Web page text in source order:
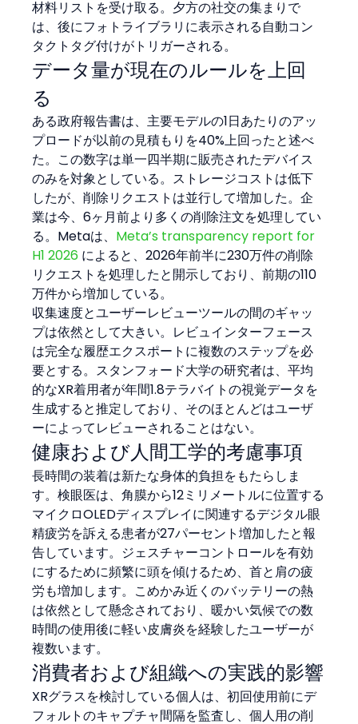
材料リストを受け取る。夕方の社交の集まりで
は、後にフォトライブラリに表示される自動コン
タクトタグ付けがトリガーされる。
データ量が現在のルールを上回
る
ある政府報告書は、主要モデルの1日あたりのアッ
プロードが以前の見積もりを40%上回ったと述べ
た。この数字は単一四半期に販売されたデバイス
のみを対象としている。ストレージコストは低下
したが、削除リクエストは並行して増加した。企
業は今、6ヶ月前より多くの削除注文を処理してい
る。Metaは、 Meta’s transparency report for
H1 2026 によると、2026年前半に230万件の削除
リクエストを処理したと開示しており、前期の110
万件から増加している。
収集速度とユーザーレビューツールの間のギャッ
プは依然として大きい。レビュインターフェース
は完全な履歴エクスポートに複数のステップを必
要とする。スタンフォード大学の研究者は、平均
的なXR着用者が年間1.8テラバイトの視覚データを
生成すると推定しており、そのほとんどはユーザ
ーによってレビューされることはない。
健康および人間工学的考慮事項
長時間の装着は新たな身体的負担をもたらしま
す。検眼医は、角膜から12ミリメートルに位置する
マイクロOLEDディスプレイに関連するデジタル眼
精疲労を訴える患者が27パーセント増加したと報
告しています。ジェスチャーコントロールを有効
にするために頻繁に頭を傾けるため、首と肩の疲
労も増加します。こめかみ近くのバッテリーの熱
は依然として懸念されており、暖かい気候での数
時間の使用後に軽い皮膚炎を経験したユーザーが
複数います。
消費者および組織への実践的影響
XRグラスを検討している個人は、初回使用前にデ
フォルトのキャプチャ間隔を監査し、個人用の削